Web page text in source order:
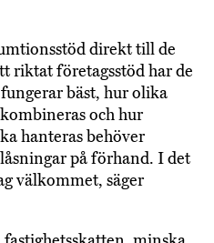
direkt till de
riktat företagsstöd har de
bäst, hur olika
och hur
hanteras behöver
på förhand. I det
välkommet, säger